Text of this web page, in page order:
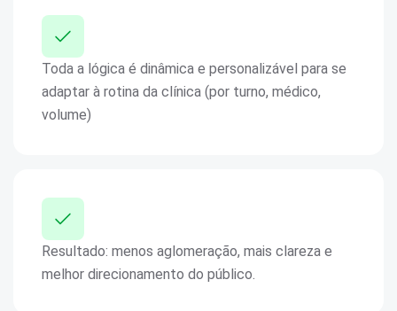
Toda a lógica é dinâmica e personalizável para se
adaptar à rotina da clínica (por turno, médico,
volume)
Resultado: menos aglomeração, mais clareza e
melhor direcionamento do público.